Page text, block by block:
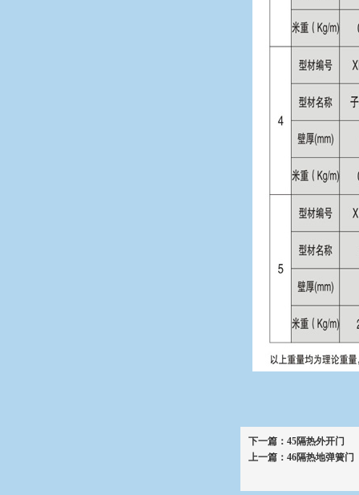
下一篇： 45隔热外开门
上一篇： 46隔热地弹簧门